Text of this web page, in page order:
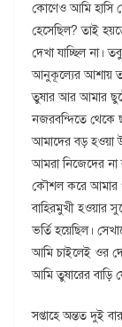
কোণেও আমি হাসি
হেসেছিল? তাই
দেখা যাচ্ছিল না।
আনুকূল্যের আশায়
তুষার আর আমার
নজরবন্দিতে থেকে
আমাদের বড় হওয়া
আমরা নিজেদের না
কৌশল করে আমার
বাহিরমুখী হওয়ার
ভর্তি হয়েছিল।
আমি চাইলেই ওর
আমি তুষারের বাড়ি
সপ্তাহে অন্তত দুই